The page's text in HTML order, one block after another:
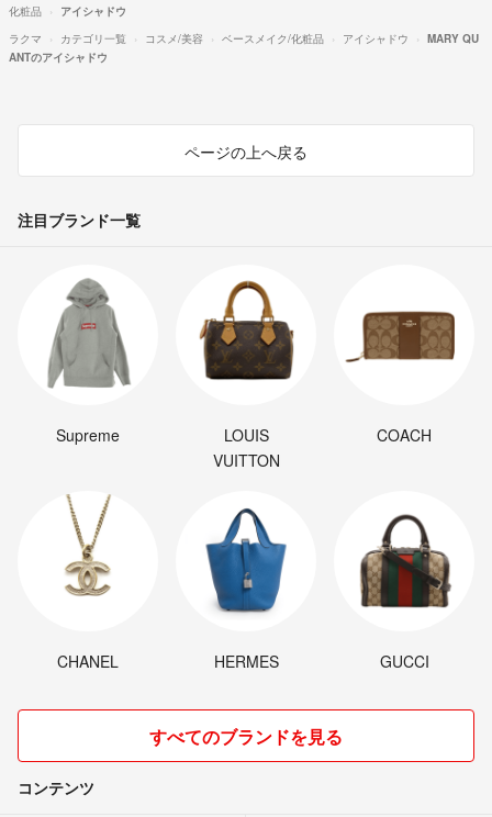
化粧品
アイシャドウ
ラクマ
カテゴリ一覧 コスメ/美容 ベースメイク/化粧品 アイシャドウ
MARY QU
ANTのアイシャドウ
ページの上へ戻る
注目ブランド一覧
Supreme
LOUIS
VUITTON
COACH
CHANEL HERMES GUCCI
すべてのブランドを見る
コンテンツ